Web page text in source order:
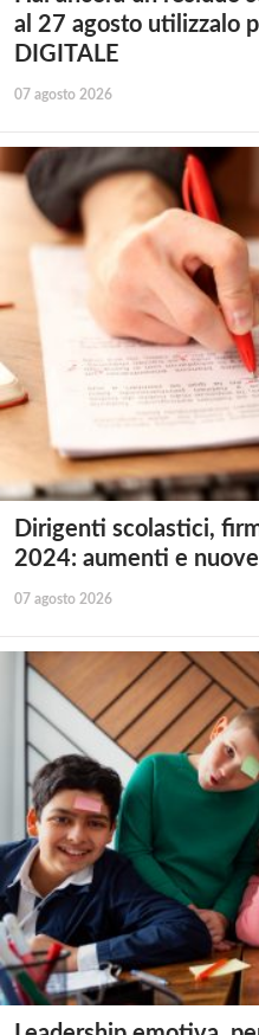
al 27 agosto utilizzalo
DIGITALE
07 agosto 2026
Dirigenti scolastici,
2024: aumenti e
07 agosto 2026